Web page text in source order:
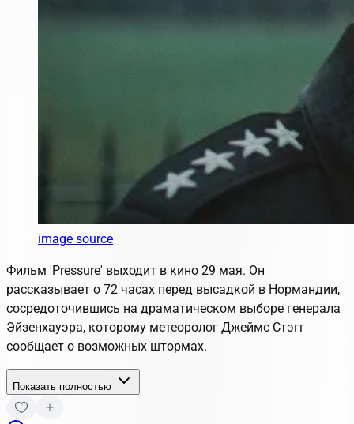
image source
Фильм 'Pressure' выходит в кино 29 мая. Он
рассказывает о 72 часах перед высадкой в Нормандии,
сосредоточившись на драматическом выборе генерала
Эйзенхауэра, которому метеоролог Джеймс Стэгг
сообщает о возможных штормах.
Показать полностью